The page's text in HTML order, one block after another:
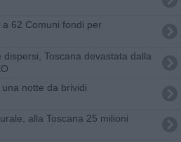
62 Comuni fondi per
dispersi, Toscana devastata dalla
notte da brividi
alla Toscana 25 milioni